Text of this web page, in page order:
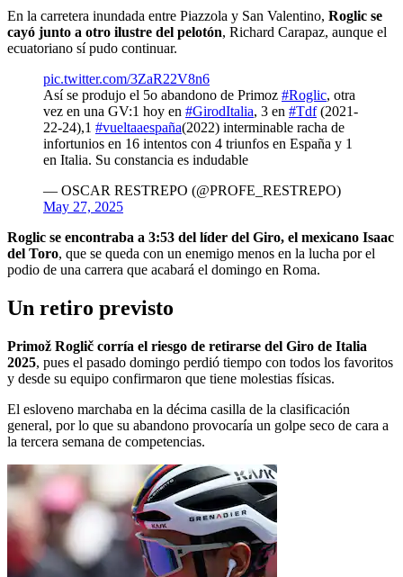
En la carretera inundada entre Piazzola y San Valentino, Roglic se
cayó junto a otro ilustre del pelotón, Richard Carapaz, aunque el
ecuatoriano sí pudo continuar.
pic.twitter.com/3ZaR22V8n6
Así se produjo el 5o abandono de Primoz #Roglic, otra
vez en una GV:1 hoy en #GirodItalia, 3 en #Tdf(2021-
22-24),1 #vueltaaespaña(2022) interminable racha de
infortunios en 16 intentos con 4 triunfos en España y 1
en Italia. Su constancia es indudable
— OSCAR RESTREPO (@PROFE_RESTREPO)
May 27, 2025
Roglic se encontraba a 3:53 del líder del Giro, el mexicano Isaac
del Toro, que se queda con un enemigo menos en la lucha por el
podio de una carrera que acabará el domingo en Roma.
Un retiro previsto
Primož Roglič corría el riesgo de retirarse del Giro de Italia
2025, pues el pasado domingo perdió tiempo con todos los favoritos
y desde su equipo confirmaron que tiene molestias físicas.
El esloveno marchaba en la décima casilla de la clasificación
general, por lo que su abandono provocaría un golpe seco de cara a
la tercera semana de competencias.